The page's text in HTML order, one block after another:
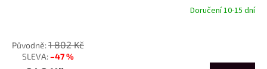
Doručení 10-15 dní
1 802 Kč
–47 %